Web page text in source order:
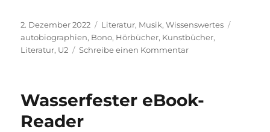
Veröffentlicht
am
2. Dezember 2022 Kategorien
Literatur, Musik,Wissenswertes
autobiographien, Bono, Hörbücher, Kunstbücher,
Literatur, U2 Schreibe einen Kommentarzu
Wasserfester eBook-
Reader